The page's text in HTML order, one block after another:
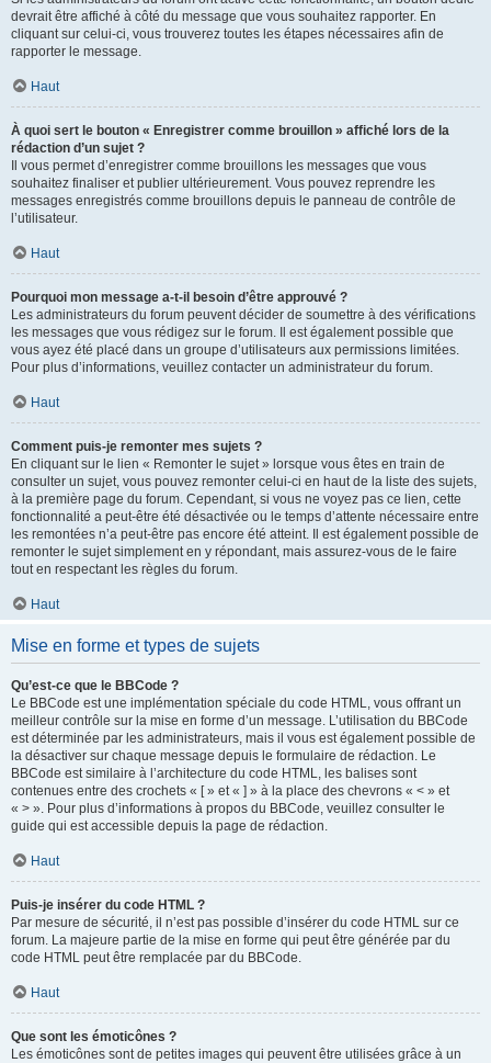
devrait être affiché à côté du message que vous souhaitez rapporter. En
cliquant sur celui-ci, vous trouverez toutes les étapes nécessaires afin de
rapporter le message.
Haut
À quoi sert le bouton « Enregistrer comme brouillon » affiché lors de la
rédaction d’un sujet ?
Il vous permet d’enregistrer comme brouillons les messages que vous
souhaitez finaliser et publier ultérieurement. Vous pouvez reprendre les
messages enregistrés comme brouillons depuis le panneau de contrôle de
l’utilisateur.
Haut
Pourquoi mon message a-t-il besoin d’être approuvé ?
Les administrateurs du forum peuvent décider de soumettre à des vérifications
les messages que vous rédigez sur le forum. Il est également possible que
vous ayez été placé dans un groupe d’utilisateurs aux permissions limitées.
Pour plus d’informations, veuillez contacter un administrateur du forum.
Haut
Comment puis-je remonter mes sujets ?
En cliquant sur le lien « Remonter le sujet » lorsque vous êtes en train de
consulter un sujet, vous pouvez remonter celui-ci en haut de la liste des sujets,
à la première page du forum. Cependant, si vous ne voyez pas ce lien, cette
fonctionnalité a peut-être été désactivée ou le temps d’attente nécessaire entre
les remontées n’a peut-être pas encore été atteint. Il est également possible de
remonter le sujet simplement en y répondant, mais assurez-vous de le faire
tout en respectant les règles du forum.
Haut
Mise en forme et types de sujets
Qu’est-ce que le BBCode ?
Le BBCode est une implémentation spéciale du code HTML, vous offrant un
meilleur contrôle sur la mise en forme d’un message. L’utilisation du BBCode
est déterminée par les administrateurs, mais il vous est également possible de
la désactiver sur chaque message depuis le formulaire de rédaction. Le
BBCode est similaire à l’architecture du code HTML, les balises sont
contenues entre des crochets « [ » et « ] » à la place des chevrons « < » et
« > ». Pour plus d’informations à propos du BBCode, veuillez consulter le
guide qui est accessible depuis la page de rédaction.
Haut
Puis-je insérer du code HTML ?
Par mesure de sécurité, il n’est pas possible d’insérer du code HTML sur ce
forum. La majeure partie de la mise en forme qui peut être générée par du
code HTML peut être remplacée par du BBCode.
Haut
Que sont les émoticônes ?
Les émoticônes sont de petites images qui peuvent être utilisées grâce à un